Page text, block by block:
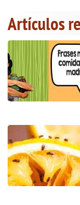
Artículos